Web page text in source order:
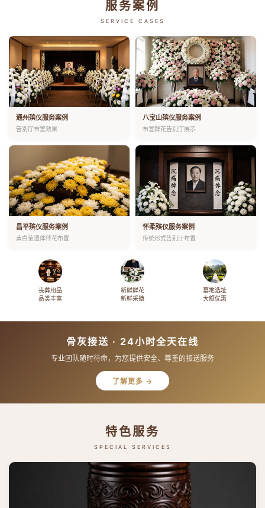
服务案例
SERVICE CASES
通州殡仪服务案例
告别厅布置效果
八宝山殡仪服务案例
布置鲜花告别厅展示
昌平殡仪服务案例
黄白菊遗体伴花布置
怀柔殡仪服务案例
传统形式告别厅布置
丧葬用品
品类丰富
新鲜鲜花
新鲜采摘
墓地选址
大额优惠
骨灰接送 · 24小时全天在线
专业团队随时待命，为您提供安全、尊重的接送服务
了解更多 →
特色服务
SPECIAL SERVICES